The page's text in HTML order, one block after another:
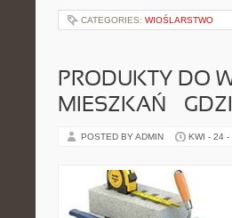
CATEGORIES: WIOŚLARSTWO
PRODUKTY DO
MIESZKAŃ –
POSTED BY ADMIN KWI - 24 -